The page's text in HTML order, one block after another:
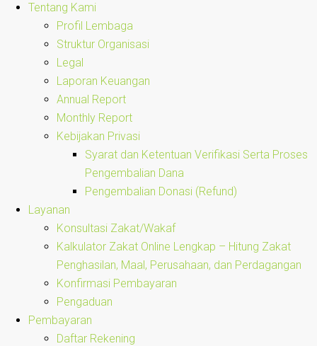
Tentang Kami
Profil Lembaga
Struktur Organisasi
Legal
Laporan Keuangan
Annual Report
Monthly Report
Kebijakan Privasi
Syarat dan Ketentuan Verifikasi Serta Proses
Pengembalian Dana
Pengembalian Donasi (Refund)
Layanan
Konsultasi Zakat/Wakaf
Kalkulator Zakat Online Lengkap – Hitung Zakat
Penghasilan, Maal, Perusahaan, dan Perdagangan
Konfirmasi Pembayaran
Pengaduan
Pembayaran
Daftar Rekening